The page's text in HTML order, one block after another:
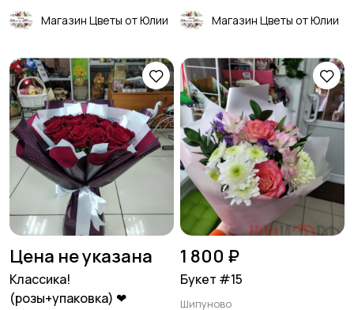
Магазин Цветы от Юлии Магазин Цветы от Юлии
Цена не указана
Классика!
(розы+упаковка) ❤
1 800 ₽
Букет #15
Шипуново